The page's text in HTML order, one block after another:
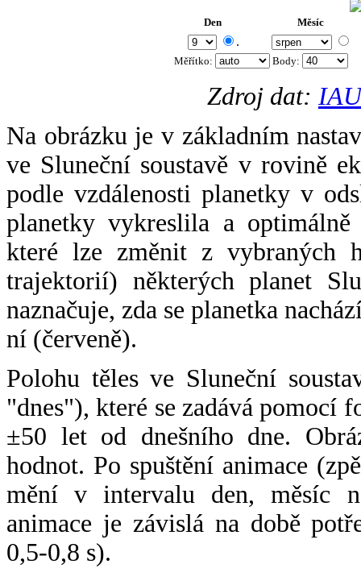
Den Měsíc
.
Měřítko: Body:
Zdroj dat:
Na obrázku je v základním
ve Sluneční soustavě v rovině
podle vzdálenosti planetky v
planetky vykreslila a
které lze změnit z vybraných
trajektorií) některých planet
naznačuje, zda se planetka
ní (červeně).
Polohu těles ve Sluneční
"dnes"), které se zadává pomocí
±50 let od dnešního dne.
hodnot. Po spuštění animace
mění v intervalu den, měsíc
animace je závislá na době
0,5-0,8 s).